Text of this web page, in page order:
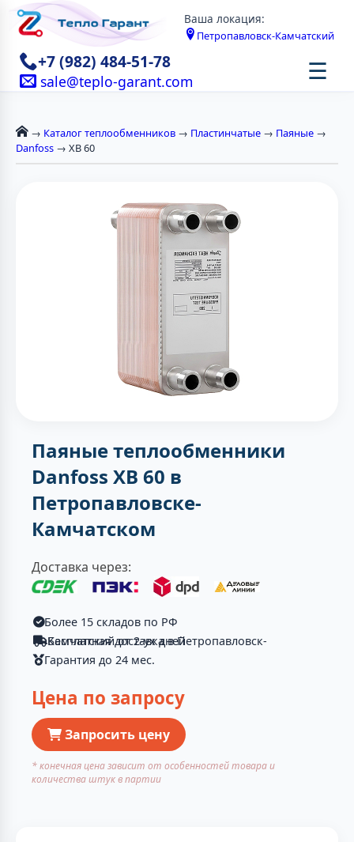
Ваша локация:
Петропавловск-Камчатский
+7 (982) 484-51-78
sale@teplo-garant.com ☰
→ Каталог теплообменников → Пластинчатые → Паяные →
Danfoss → XB 60
Паяные теплообменники
Danfoss XB 60 в
Петропавловске-
Камчатском
Доставка через:
Более 15 складов по РФ
Бесплатная доставка в Петропавловск-Камчатский от 2-ух дней
Гарантия до 24 мес.
Цена по запросу
Запросить цену
* конечная цена зависит от особенностей товара и
количества штук в партии